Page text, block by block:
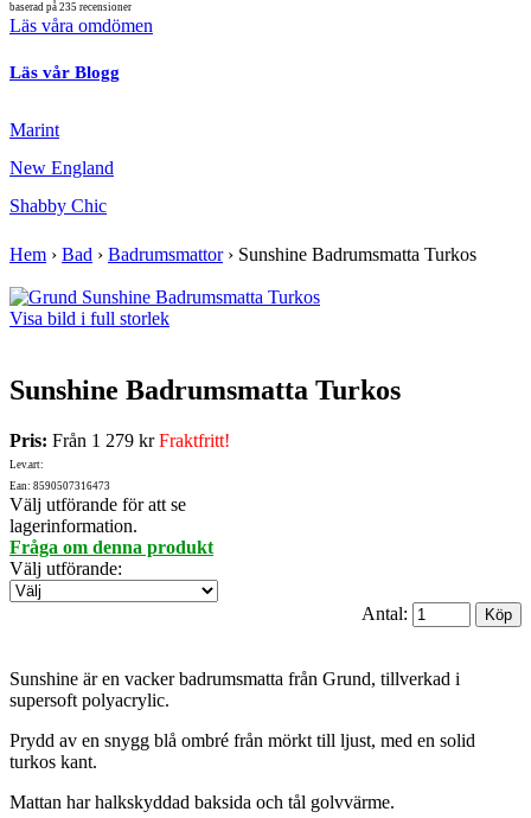
baserad på 235 recensioner
Läs våra omdömen
Läs vår Blogg
Marint
New England
Shabby Chic
Hem › Bad › Badrumsmattor› Sunshine Badrumsmatta Turkos
Visa bild i full storlek
Sunshine Badrumsmatta Turkos
Pris: Från 1 279 krFraktfritt!
Lev.art:
Ean: 8590507316473
Välj utförande för att se
lagerinformation.
Fråga om denna produkt
Välj utförande:
Antal:
Sunshine är en vacker badrumsmatta från Grund, tillverkad i
supersoft polyacrylic.
Prydd av en snygg blå ombré från mörkt till ljust, med en solid
turkos kant.
Mattan har halkskyddad baksida och tål golvvärme.